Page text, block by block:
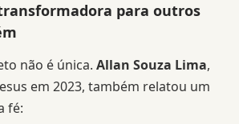
para outros
não é única. Allan Souza Lima,
em 2023, também relatou um
fé: